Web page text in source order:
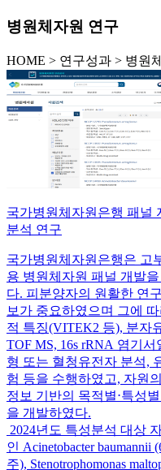
병원체자원 연구
HOME > 연구성과 > 병원
국가병원체자원은행 패널
분석 연구
국가병원체자원은행은 고
용 병원체자원 패널 개발
다. 피분양자의 원활한 연
보가 중요하였으며 그에
적 특징(VITEK2 등), 분자
TOF MS, 16s rRNA 염기
형 또는 혈청유전자 분석,
험 등을 수행하였고, 자원
정보 기반의 목적별⋅특성
을 개발하였다.
2024년도 특성분석 대상
인 Acinetobacter baumannii
주), Stenotrophomonas